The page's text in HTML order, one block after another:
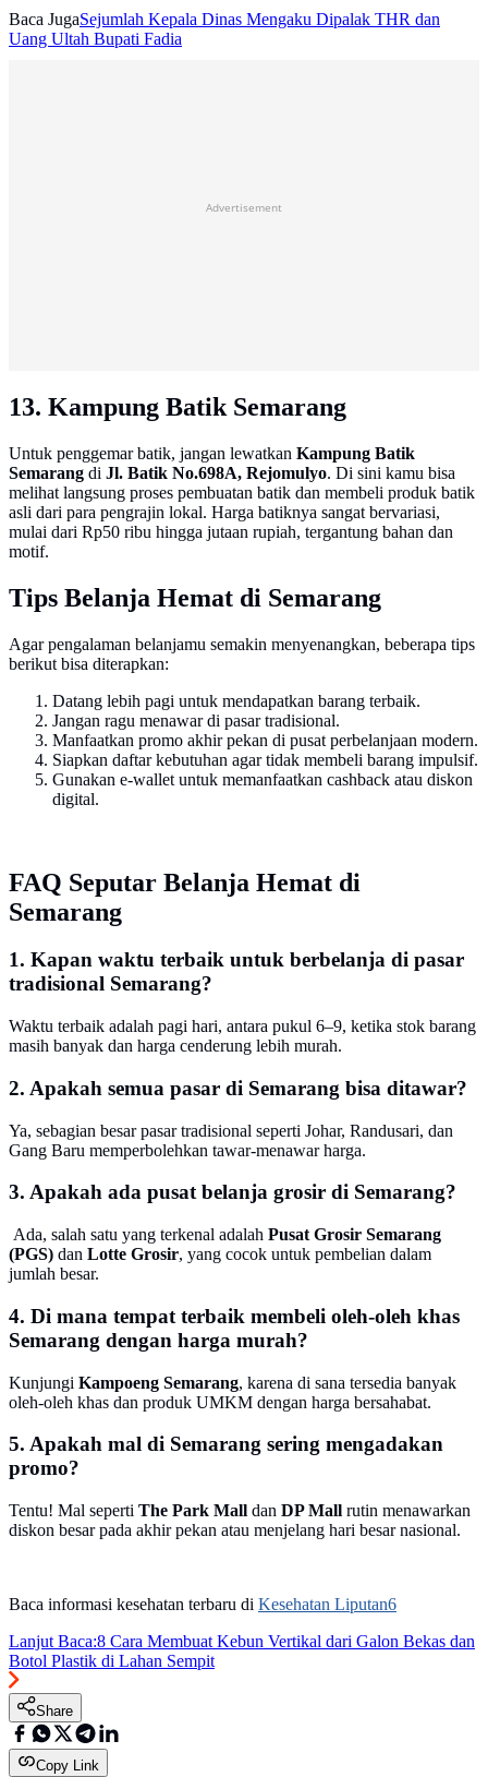
Baca JugaSejumlah Kepala Dinas Mengaku Dipalak THR dan
Uang Ultah Bupati Fadia
Advertisement
13. Kampung Batik Semarang
Untuk penggemar batik, jangan lewatkan Kampung Batik
Semarang di Jl. Batik No.698A, Rejomulyo. Di sini kamu bisa
melihat langsung proses pembuatan batik dan membeli produk batik
asli dari para pengrajin lokal. Harga batiknya sangat bervariasi,
mulai dari Rp50 ribu hingga jutaan rupiah, tergantung bahan dan
motif.
Tips Belanja Hemat di Semarang
Agar pengalaman belanjamu semakin menyenangkan, beberapa tips
berikut bisa diterapkan:
Datang lebih pagi untuk mendapatkan barang terbaik.
Jangan ragu menawar di pasar tradisional.
Manfaatkan promo akhir pekan di pusat perbelanjaan modern.
Siapkan daftar kebutuhan agar tidak membeli barang impulsif.
Gunakan e-wallet untuk memanfaatkan cashback atau diskon
digital.
FAQ Seputar Belanja Hemat di
Semarang
1. Kapan waktu terbaik untuk berbelanja di pasar
tradisional Semarang?
Waktu terbaik adalah pagi hari, antara pukul 6–9, ketika stok barang
masih banyak dan harga cenderung lebih murah.
2. Apakah semua pasar di Semarang bisa ditawar?
Ya, sebagian besar pasar tradisional seperti Johar, Randusari, dan
Gang Baru memperbolehkan tawar-menawar harga.
3. Apakah ada pusat belanja grosir di Semarang?
Ada, salah satu yang terkenal adalah Pusat Grosir Semarang
(PGS) dan Lotte Grosir, yang cocok untuk pembelian dalam
jumlah besar.
4. Di mana tempat terbaik membeli oleh-oleh khas
Semarang dengan harga murah?
Kunjungi Kampoeng Semarang, karena di sana tersedia banyak
oleh-oleh khas dan produk UMKM dengan harga bersahabat.
5. Apakah mal di Semarang sering mengadakan
promo?
Tentu! Mal seperti The Park Mall dan DP Mall rutin menawarkan
diskon besar pada akhir pekan atau menjelang hari besar nasional.
Baca informasi kesehatan terbaru di Kesehatan Liputan6
Lanjut Baca:8 Cara Membuat Kebun Vertikal dari Galon Bekas dan
Botol Plastik di Lahan Sempit
Share
Copy Link